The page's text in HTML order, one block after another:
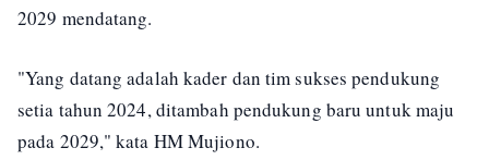
2029 mendatang.
"Yang datang adalah kader dan tim sukses pendukung
setia tahun 2024, ditambah pendukung baru untuk maju
pada 2029," kata HM Mujiono.